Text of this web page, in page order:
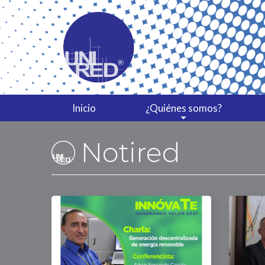
Inicio ¿Quiénes somos?
Notired